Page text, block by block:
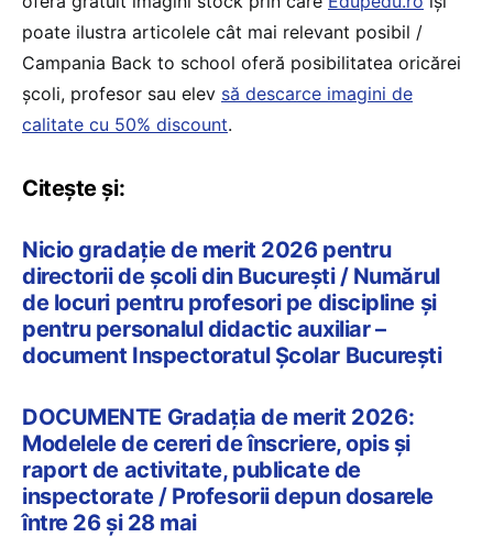
poate ilustra articolele cât mai relevant posibil /
Campania Back to school oferă posibilitatea oricărei
școli, profesor sau elev să descarce imagini de
calitate cu 50% discount.
Citește și:
Nicio gradație de merit 2026 pentru
directorii de școli din București / Numărul
de locuri pentru profesori pe discipline și
pentru personalul didactic auxiliar –
document Inspectoratul Școlar București
DOCUMENTE Gradația de merit 2026:
Modelele de cereri de înscriere, opis și
raport de activitate, publicate de
inspectorate / Profesorii depun dosarele
între 26 și 28 mai